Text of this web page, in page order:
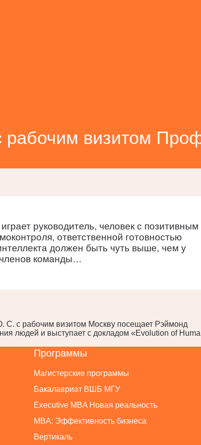
рабочим визитом
руководитель, человек с позитивным
ответственной готовностью
должен быть чуть выше, чем у
команды…
с рабочим визитом Москву посещает Рэймонд
людей и выступает с докладом «Evolution of
Программы
Магистерские программы
Бакалавриат ВШБ МГУ
Executive MBA Новая реальность
MBA: Эффективность бизнеса
Вертикаль